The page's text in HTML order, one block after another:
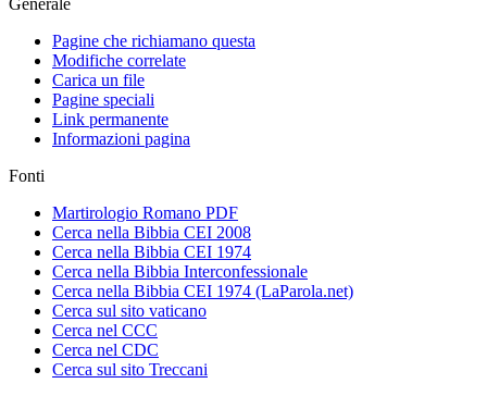
Generale
Pagine che richiamano questa
Modifiche correlate
Carica un file
Pagine speciali
Link permanente
Informazioni pagina
Fonti
Martirologio Romano PDF
Cerca nella Bibbia CEI 2008
Cerca nella Bibbia CEI 1974
Cerca nella Bibbia Interconfessionale
Cerca nella Bibbia CEI 1974 (LaParola.net)
Cerca sul sito vaticano
Cerca nel CCC
Cerca nel CDC
Cerca sul sito Treccani